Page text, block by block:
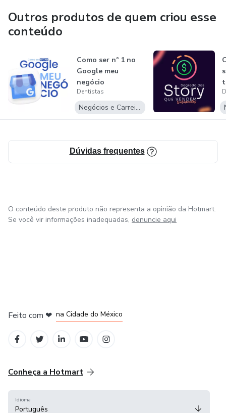
Outros produtos de quem criou esse
conteúdo
Como ser nº 1 no
Google meu
negócio
Dentistas
Negócios e Carreira
Dúvidas frequentes
O conteúdo deste produto não representa a opinião da Hotmart.
Se você vir informações inadequadas, denuncie aqui
Feito com ❤ na Cidade do México
Conheça a Hotmart
Idioma
Português